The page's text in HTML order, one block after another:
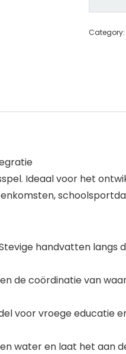
Category:
Ideaal voor het
handvatten langs
de coördinatie van
voor vroege educatie
water en laat het aan